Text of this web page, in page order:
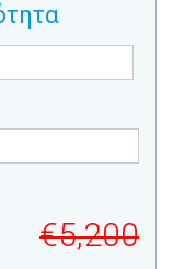
€5,200